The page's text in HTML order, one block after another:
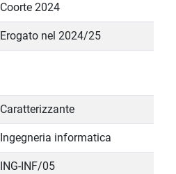
Coorte 2024
Erogato nel 2024/25
Caratterizzante
Ingegneria informatica
ING-INF/05